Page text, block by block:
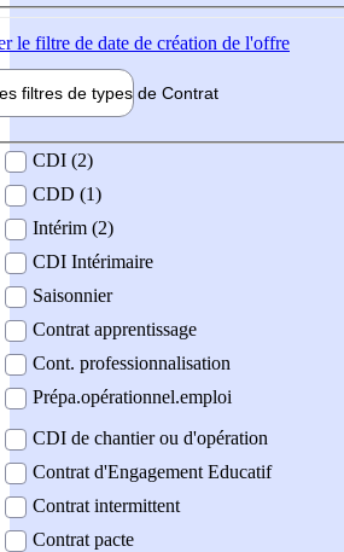
le filtre de date de création de l'offre
filtres de types de Contrat
contrat
CDI (2)
CDD (1)
Intérim (2)
CDI Intérimaire
Saisonnier
Contrat apprentissage
Cont. professionnalisation
Prépa.opérationnel.emploi
CDI de chantier ou d'opération
Contrat d'Engagement Educatif
Contrat intermittent
Contrat pacte